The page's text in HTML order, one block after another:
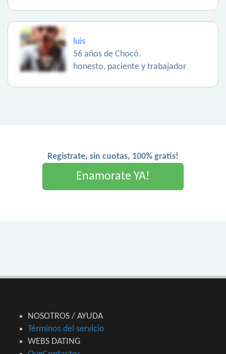
luis
56 años de Chocó.
honesto, paciente y trabajador
Registrate, sin cuotas, 100% gratis!
Enamorate YA!
NOSOTROS / AYUDA
Términos del servicio
WEBS DATING